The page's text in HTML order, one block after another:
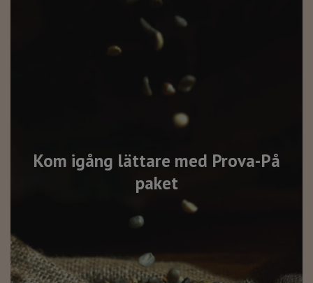
Kom igång lättare med Prova-På
paket